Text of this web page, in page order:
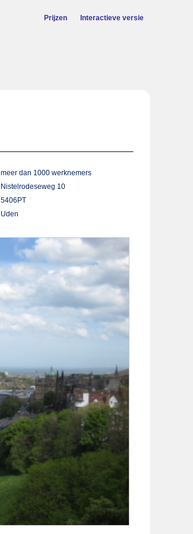
Prijzen Interactieve versie
meer dan 1000 werknemers
Nistelrodeseweg 10
5406PT
Uden